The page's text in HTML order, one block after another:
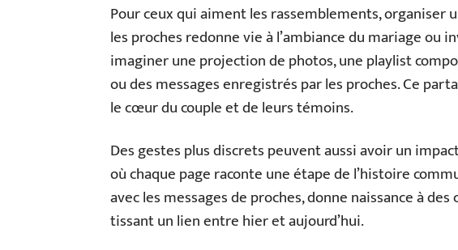
Pour ceux qui aiment les rassemblements, organiser
les proches redonne vie à l’ambiance du mariage ou
imaginer une projection de photos, une playlist
ou des messages enregistrés par les proches. Ce
le cœur du couple et de leurs témoins.
Des gestes plus discrets peuvent aussi avoir un
où chaque page raconte une étape de l’histoire
avec les messages de proches, donne naissance à
tissant un lien entre hier et aujourd’hui.